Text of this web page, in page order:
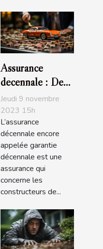
Assurance
décennale : De
quoi s’agit-il ?
Jeudi 9 novembre
2023 15h
L’assurance
décennale encore
appelée garantie
décennale est une
assurance qui
concerne les
constructeurs de...